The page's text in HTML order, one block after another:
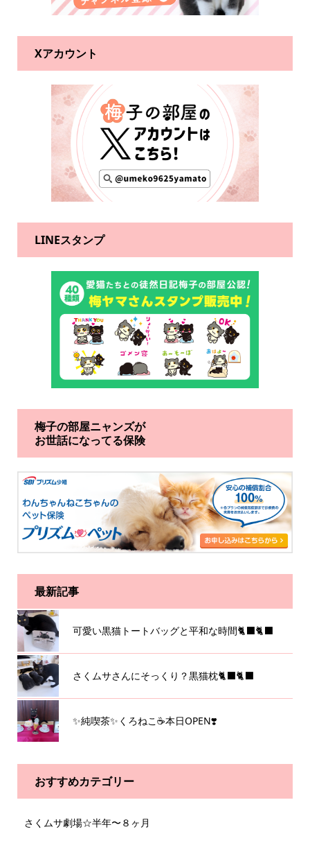
Xアカウント
LINEスタンプ
梅子の部屋ニャンズが
お世話になってる保険
最新記事
可愛い黒猫トートバッグと平和な時間🐈‍⬛🐈‍⬛
さくムサさんにそっくり？黒猫枕🐈‍⬛🐈‍⬛
✨純喫茶✨くろねこ☕️本日OPEN❣️
おすすめカテゴリー
さくムサ劇場☆半年〜８ヶ月